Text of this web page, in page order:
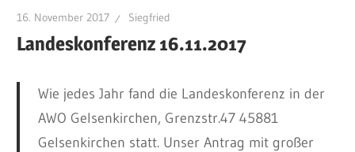
16. November 2017 Siegfried
Landeskonferenz 16.11.2017
Wie jedes Jahr fand die Landeskonferenz in der
AWO Gelsenkirchen, Grenzstr.47 45881
Gelsenkirchen statt. Unser Antrag mit großer